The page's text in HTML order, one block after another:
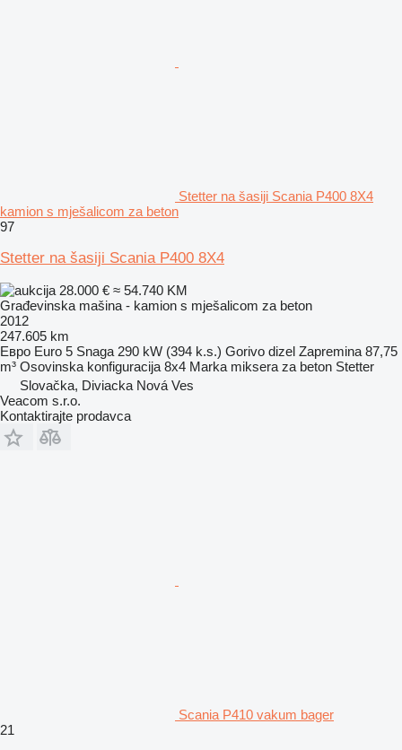
Stetter na šasiji Scania P400 8X4
kamion s mješalicom za beton
97
Stetter na šasiji Scania P400 8X4
28.000 € ≈ 54.740 KM
Građevinska mašina - kamion s mješalicom za beton
2012
247.605 km
Евро Euro 5 Snaga 290 kW (394 k.s.) Gorivo dizel Zapremina 87,75
m³ Osovinska konfiguracija 8x4 Marka miksera za beton Stetter
Slovačka, Diviacka Nová Ves
Veacom s.r.o.
Kontaktirajte prodavca
Scania P410 vakum bager
21